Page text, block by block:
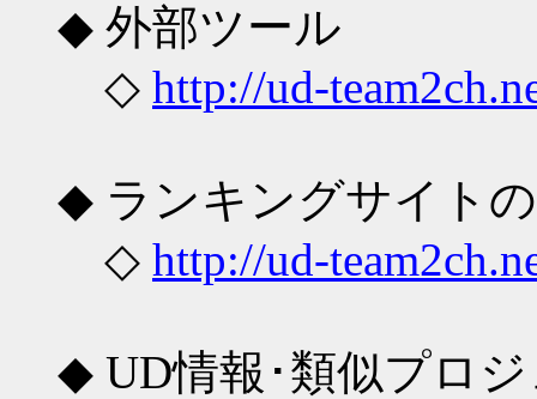
◆ 外部ツール
◇ http://ud-
◆ ランキングサイト
◇ http://ud-
◆ UD情報･類似プロ